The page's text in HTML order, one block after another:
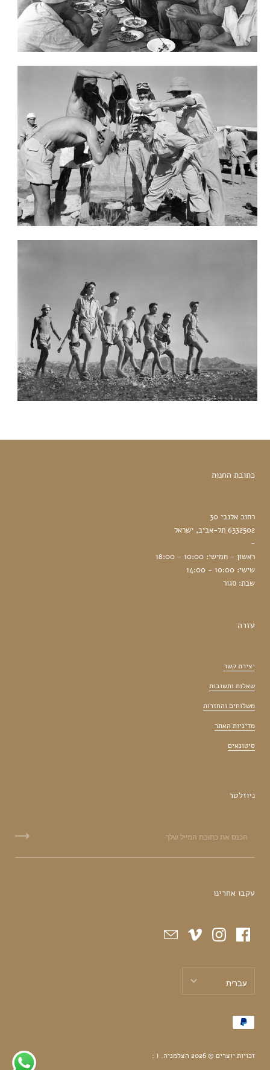
כתובת החנות
רחוב אלנבי 30
6332502 תל-אביב, ישראל
-
ראשון - חמישי: 10:00 - 18:00
שישי: 10:00 - 14:00
שבת: סגור
עזרה
יצירת קשר
שאלות ותשובות
משלוחים והחזרות
מדיניות האתר
סיטונאים
ניוזלטר
עקבו אחרינו
עברית
זכויות יוצרים © 2026 הצלמניה.
( :